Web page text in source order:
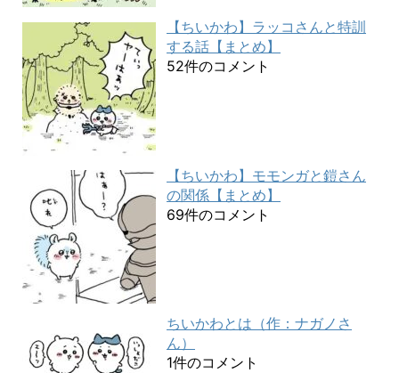
【ちいかわ】ラッコさんと特訓
する話【まとめ】
52件のコメント
【ちいかわ】モモンガと鎧さん
の関係【まとめ】
69件のコメント
ちいかわとは（作：ナガノさ
ん）
1件のコメント